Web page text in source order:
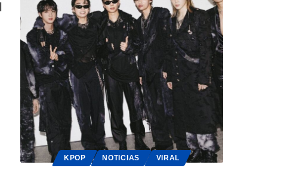
KPOP NOTICIAS VIRAL